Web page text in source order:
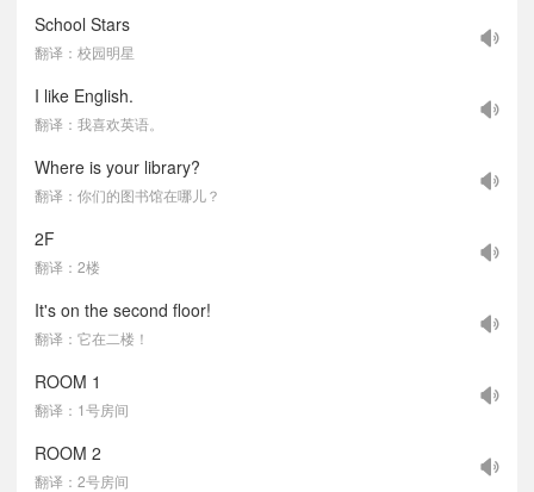
School Stars
翻译：校园明星
I like English.
翻译：我喜欢英语。
Where is your library?
翻译：你们的图书馆在哪儿？
2F
翻译：2楼
It's on the second floor!
翻译：它在二楼！
ROOM 1
翻译：1号房间
ROOM 2
翻译：2号房间